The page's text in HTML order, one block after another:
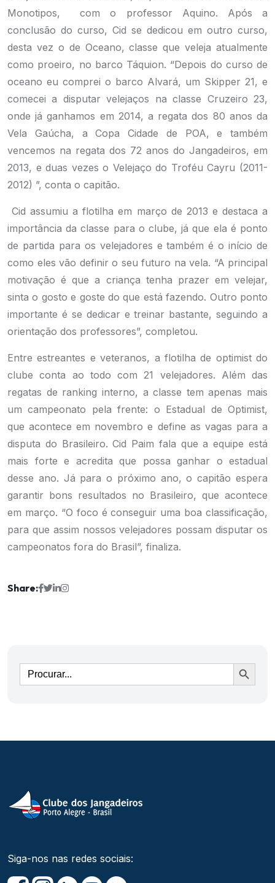
Monotipos, com o professor Aquino. Após a
conclusão do curso, Cid se dedicou em outro curso,
desta vez o de Oceano, classe que veleja atualmente
como proeiro, no barco Táquion. “Depois do curso de
oceano eu comprei o barco Alvará, um Skipper 21, e
comecei a disputar velejaços na classe Cruzeiro 23,
onde já ganhamos em 2014, a regata dos 80 anos da
Vela Gaúcha, a Copa Cidade de POA, e também
vencemos na regata dos 72 anos do Jangadeiros, em
2013, e duas vezes o Velejaço do Troféu Cayru (2011-
2012) ”, conta o capitão.
Cid assumiu a flotilha em março de 2013 e destaca a
importância da classe para o clube, já que ela é ponto
de partida para os velejadores e também é o início de
como eles vão definir o seu futuro na vela. “A principal
motivação é que a criança tenha prazer em velejar,
sinta o gosto e goste do que está fazendo. Outro ponto
importante é se dedicar e treinar bastante, seguindo a
orientação dos professores”, completou.
Entre estreantes e veteranos, a flotilha de optimist do
clube conta ao todo com 21 velejadores. Além das
regatas de ranking interno, a classe tem apenas mais
um campeonato pela frente: o Estadual de Optimist,
que acontece em novembro e define as vagas para a
disputa do Brasileiro. Cid Paim fala que a equipe está
mais forte e acredita que possa ganhar o estadual
desse ano. Já para o próximo ano, o capitão espera
garantir bons resultados no Brasileiro, que acontece
em março. “O foco é conseguir uma boa classificação,
para que assim nossos velejadores possam disputar os
campeonatos fora do Brasil”, finaliza.
Share:
Ir
Siga-nos nas redes sociais: